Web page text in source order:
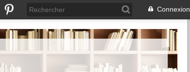
Connexion